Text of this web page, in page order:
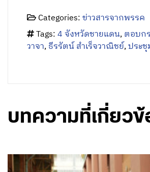
Categories:ข่าวสารจากพรรค
Tags:4 จังหวัดชายแดน,ตอบก
วาจา,ธีรรัตน์ สำเร็จวาณิชย์,ประ
บทความที่เกี่ยวข้